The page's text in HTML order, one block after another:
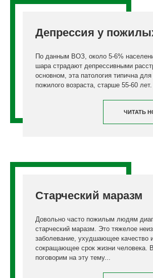
Депрессия у
По данным ВОЗ, около 5-6%
шара страдают депрессивными
основном, эта патология типична
пожилого возраста, старше 55-60
ЧИТАТЬ
Старческий маразм
Довольно часто пожилым людям
старческий маразм. Это тяжелое
заболевание, ухудшающее качество
сокращающее срок жизни человека.
поговорим на эту тему...